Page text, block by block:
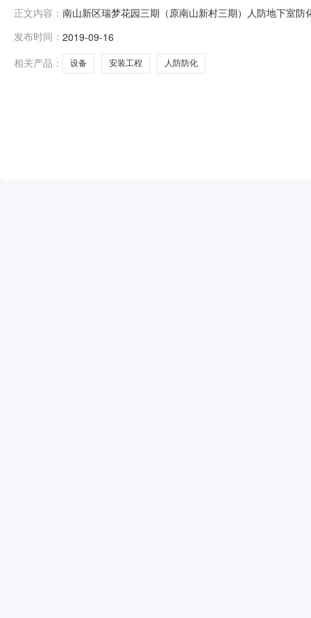
正文内容： 南山新区瑞梦花园三期（原南山新村三期）人防地下室
E341502001000594001招标人六安市金安区住房和城
联系方式六安市佛子岭路
发布时间： 2019-09-16
相关产品：
设备 安装工程 人防防化